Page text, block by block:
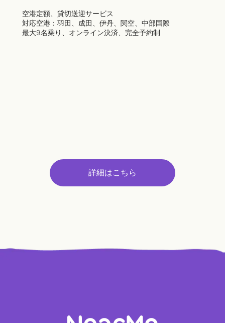
空港定額、貸切送迎サービス
対応空港：羽田、成田、伊丹、関空、中部国際
最大9名乗り、オンライン決済、完全予約制
詳細はこちら